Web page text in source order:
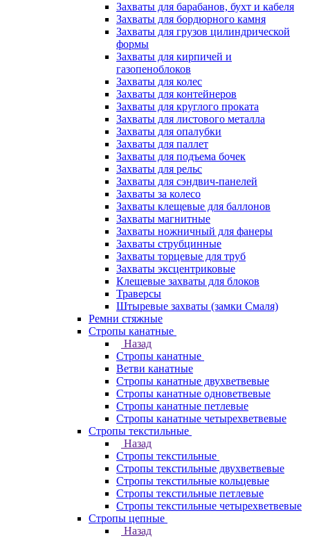
Захваты для барабанов, бухт и кабеля
Захваты для бордюрного камня
Захваты для грузов цилиндрической
формы
Захваты для кирпичей и
газопеноблоков
Захваты для колес
Захваты для контейнеров
Захваты для круглого проката
Захваты для листового металла
Захваты для опалубки
Захваты для паллет
Захваты для подъема бочек
Захваты для рельс
Захваты для сэндвич-панелей
Захваты за колесо
Захваты клещевые для баллонов
Захваты магнитные
Захваты ножничный для фанеры
Захваты струбцинные
Захваты торцевые для труб
Захваты эксцентриковые
Клещевые захваты для блоков
Траверсы
Штыревые захваты (замки Смаля)
Ремни стяжные
Стропы канатные
Назад
Стропы канатные
Ветви канатные
Стропы канатные двухветвевые
Стропы канатные одноветвевые
Стропы канатные петлевые
Стропы канатные четырехветвевые
Стропы текстильные
Назад
Стропы текстильные
Стропы текстильные двухветвевые
Стропы текстильные кольцевые
Стропы текстильные петлевые
Стропы текстильные четырехветвевые
Стропы цепные
Назад